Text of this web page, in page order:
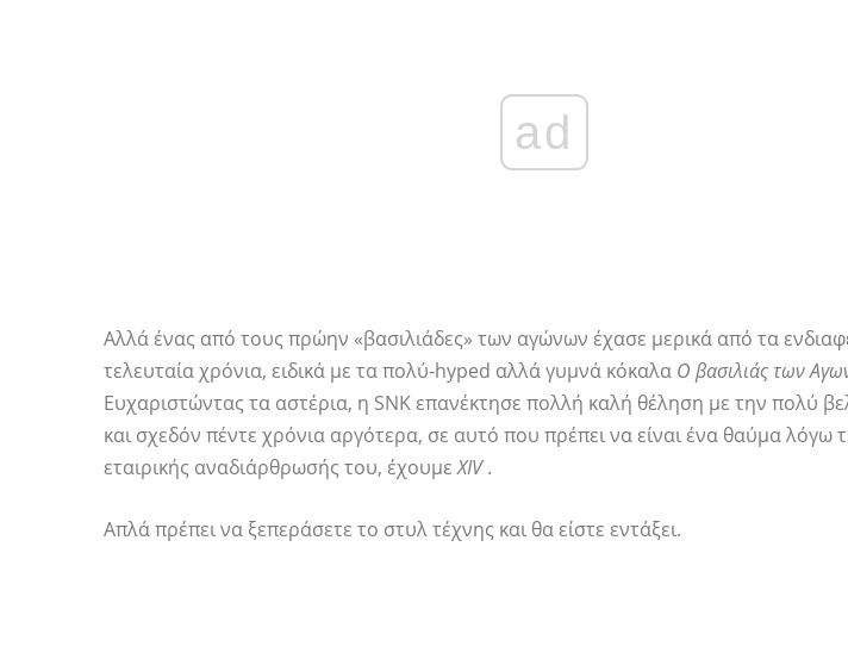
ad
Αλλά ένας από τους πρώην «βασιλιάδες» των αγώνων έχασε μερικά από τα
τελευταία χρόνια, ειδικά με τα πολύ-hyped αλλά γυμνά κόκαλα Ο βασιλιάς των
Ευχαριστώντας τα αστέρια, η SNK επανέκτησε πολλή καλή θέληση με την πολύ
και σχεδόν πέντε χρόνια αργότερα, σε αυτό που πρέπει να είναι ένα θαύμα λόγω
εταιρικής αναδιάρθρωσής του, έχουμεXIV.
Απλά πρέπει να ξεπεράσετε το στυλ τέχνης και θα είστε εντάξει.